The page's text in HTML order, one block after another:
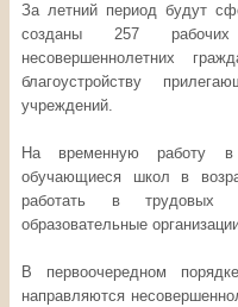
За летний период будут
созданы 257
несовершеннолетних
благоустройству
учреждений.
На временную работу в
обучающиеся школ в
работать в трудовых
образовательные
В первоочередном
направляются